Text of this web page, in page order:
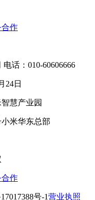
作
话：010-60606666
24日
慧产业园
米华东总部
作
号-1营业执照